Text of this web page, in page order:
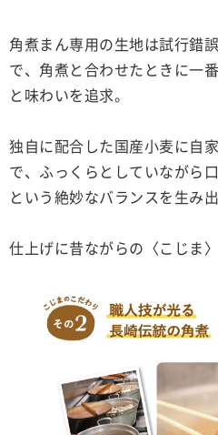
角煮まん専用の生地は試行錯
で、角煮と合わせたときに一
と味わいを追求。
独自に配合した国産小麦に自
で、ふっくらとしていながら
という絶妙なバランスを生み出
仕上げに昔ながらの〈こじま